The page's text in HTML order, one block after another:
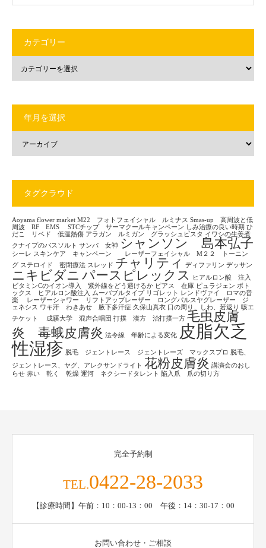
カテゴリー
年月を選択
タグクラウド
Aoyama flower market M22 フォトフェイシャル ルミナス Smas-up 高周波と低
周波 RF EMS
STCチップ サーマクールキャンペーン しみ治療の良い時期 ひ
だこ リベド 低温熱傷 アラガン ルミガン グラッシュビスタ イワシの生姜煮
クナイプのバスソルト サンバ 女神 シャンソン 島本弘子
シーレ スキンケア キャンペーン レーザーフェイシャル M２２ トーニン
グ ステロイド 密閉療法 スレッド チャリティ ディファリン デッサン
ニキビダニ パースピレックス
ヒアルロン酸 注入
ビタミンCのイオン導入 紫外線をどう避けるか ピアス 在庫 ピュラジェン ボト
ックス ヒアルロン酸注入
ムーバブルタイプ リゴレット レンドヴァイ ロマの音
楽
レーザーシャワー リフトアップレーザー ロングパルスヤグレーザー ジ
ェネシス ワキ汗 わきあせ 腋下多汗症 久保山真衣 口の周り、しわ、若返り 咳エ
チケット
成蹊大学 混声合唱団 打撲 漢方 治打撲一方 毛虫皮膚
炎 毒蛾皮膚炎 法令線 年齢による変化
皮脂欠乏
性湿疹 脱毛 ジェントレース ジェントレーズ マックスプロ
脱毛、
ジェントレース、ヤグ、アレクサンドライト 花粉皮膚炎 講演会のおし
らせ 赤い 乾く 乾燥 運河 ネクシードタレント 陥入爪 爪の切り方
完全予約制
TEL.0422-28-2033
【診療時間】午前：10：00-13：00 午後：14：30-17：00
お問い合わせ・ご相談